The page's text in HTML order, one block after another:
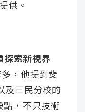
供。
索新視界
，他提到斐
及三民分校的
點，不只技術